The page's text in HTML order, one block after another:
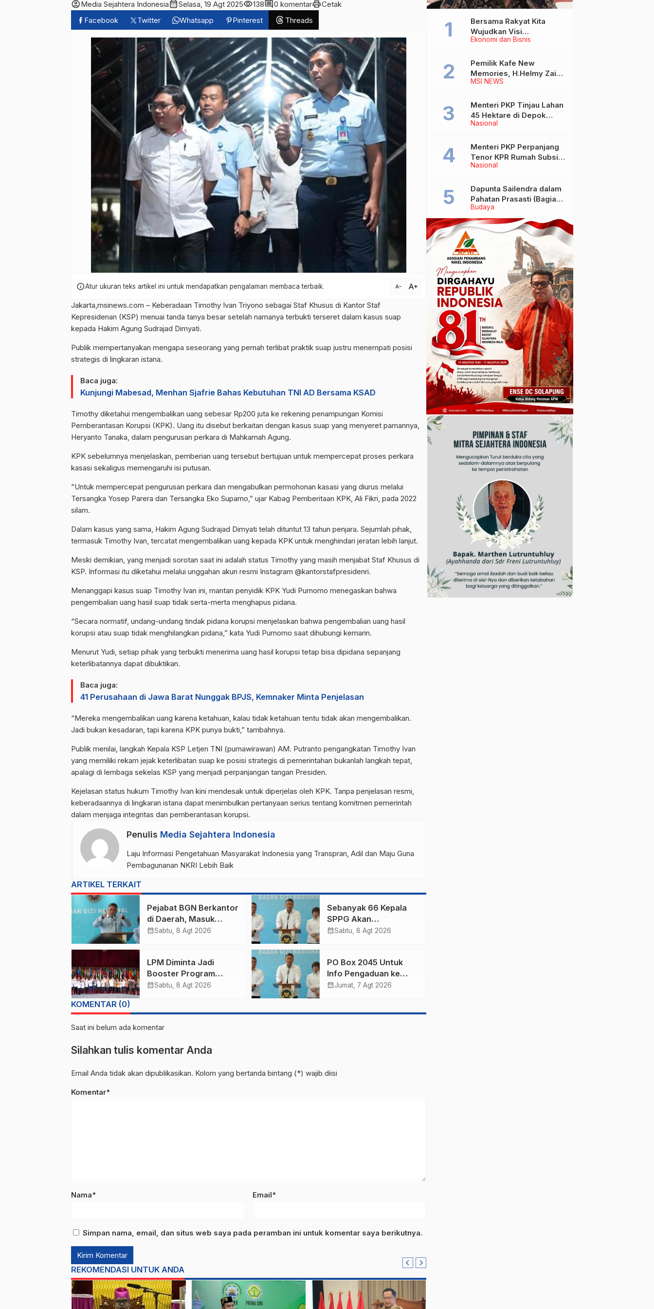
account_circleMedia Sejahtera Indonesiacalendar_monthSelasa, 19 Agt 2025visibility138comment0 komentarprintCetak
Facebook
Twitter Whatsapp Pinterest Threads
Timothy Ivan Triyono sebagai Staf Khusus di Kantor Staf Kepresidenan (KSP)
infoAtur ukuran teks artikel ini untuk mendapatkan pengalaman membaca terbaik. text_decrease text_increase
Jakarta,msinews.com – Keberadaan Timothy Ivan Triyono sebagai Staf Khusus di Kantor Staf
Kepresidenan (KSP) menuai tanda tanya besar setelah namanya terbukti terseret dalam kasus suap
kepada Hakim Agung Sudrajad Dimyati.
Publik mempertanyakan mengapa seseorang yang pernah terlibat praktik suap justru menempati posisi
strategis di lingkaran istana.
Baca juga:
Kunjungi Mabesad, Menhan Sjafrie Bahas Kebutuhan TNI AD Bersama KSAD
Timothy diketahui mengembalikan uang sebesar Rp200 juta ke rekening penampungan Komisi
Pemberantasan Korupsi (KPK). Uang itu disebut berkaitan dengan kasus suap yang menyeret pamannya,
Heryanto Tanaka, dalam pengurusan perkara di Mahkamah Agung.
KPK sebelumnya menjelaskan, pemberian uang tersebut bertujuan untuk mempercepat proses perkara
kasasi sekaligus memengaruhi isi putusan.
“Untuk mempercepat pengurusan perkara dan mengabulkan permohonan kasasi yang diurus melalui
Tersangka Yosep Parera dan Tersangka Eko Suparno,” ujar Kabag Pemberitaan KPK, Ali Fikri, pada 2022
silam.
Dalam kasus yang sama, Hakim Agung Sudrajad Dimyati telah dituntut 13 tahun penjara. Sejumlah pihak,
termasuk Timothy Ivan, tercatat mengembalikan uang kepada KPK untuk menghindari jeratan lebih lanjut.
Meski demikian, yang menjadi sorotan saat ini adalah status Timothy yang masih menjabat Staf Khusus di
KSP. Informasi itu diketahui melalui unggahan akun resmi Instagram @kantorstafpresidenri.
Menanggapi kasus suap Timothy Ivan ini, mantan penyidik KPK Yudi Purnomo menegaskan bahwa
pengembalian uang hasil suap tidak serta-merta menghapus pidana.
“Secara normatif, undang-undang tindak pidana korupsi menjelaskan bahwa pengembalian uang hasil
korupsi atau suap tidak menghilangkan pidana,” kata Yudi Purnomo saat dihubungi kemarin.
Menurut Yudi, setiap pihak yang terbukti menerima uang hasil korupsi tetap bisa dipidana sepanjang
keterlibatannya dapat dibuktikan.
Baca juga:
41 Perusahaan di Jawa Barat Nunggak BPJS, Kemnaker Minta Penjelasan
“Mereka mengembalikan uang karena ketahuan, kalau tidak ketahuan tentu tidak akan mengembalikan.
Jadi bukan kesadaran, tapi karena KPK punya bukti,” tambahnya.
Publik menilai, langkah Kepala KSP Letjen TNI (purnawirawan) AM. Putranto pengangkatan Timothy Ivan
yang memiliki rekam jejak keterlibatan suap ke posisi strategis di pemerintahan bukanlah langkah tepat,
apalagi di lembaga sekelas KSP yang menjadi perpanjangan tangan Presiden.
Kejelasan status hukum Timothy Ivan kini mendesak untuk diperjelas oleh KPK. Tanpa penjelasan resmi,
keberadaannya di lingkaran istana dapat menimbulkan pertanyaan serius tentang komitmen pemerintah
dalam menjaga integritas dan pemberantasan korupsi.
Penulis Media Sejahtera Indonesia
Laju Informasi Pengetahuan Masyarakat Indonesia yang Transpran, Adil dan Maju Guna
Pembagunanan NKRI Lebih Baik
ARTIKEL TERKAIT
Pejabat BGN Berkantor
di Daerah, Masuk
Jakarta Harus Izin
calendar_monthSabtu, 8 Agt 2026
Sebanyak 66 Kepala
SPPG Akan
Diberhentikan Tidak
calendar_monthSabtu, 8 Agt 2026
LPM Diminta Jadi
Booster Program
Pemerintah
calendar_monthSabtu, 8 Agt 2026
PO Box 2045 Untuk
Info Pengaduan ke
BGN,Demi
calendar_monthJumat, 7 Agt 2026
KOMENTAR (0)
Saat ini belum ada komentar
Silahkan tulis komentar Anda
Email Anda tidak akan dipublikasikan. Kolom yang bertanda bintang (*) wajib diisi
Komentar*
Nama* Email*
Simpan nama, email, dan situs web saya pada peramban ini untuk komentar saya berikutnya.
REKOMENDASI UNTUK ANDA
Ekonomi dan Bisnis
Bersama Rakyat Kita
Wujudkan Visi
Kementerian ATR/BPN
MSI NEWS
Pemilik Kafe New
Memories, H.Helmy Zain
Wafat
Nasional
Menteri PKP Tinjau Lahan
45 Hektare di Depok
untuk Pembangunan
Nasional
Menteri PKP Perpanjang
Tenor KPR Rumah Subsidi
hingga 30 Tahun
Budaya
Dapunta Sailendra dalam
Pahatan Prasasti (Bagian
1)